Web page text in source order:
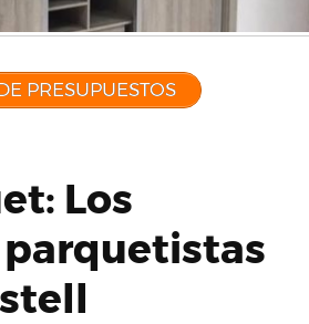
PRESUPUESTOS
Los